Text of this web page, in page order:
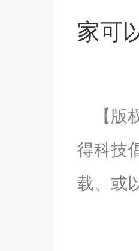
家可
【
得科技
载、或